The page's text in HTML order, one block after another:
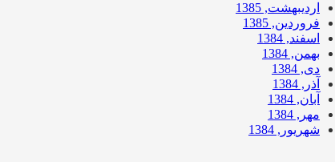
اردیبهشت, 1385
فروردین, 1385
اسفند, 1384
بهمن, 1384
دی, 1384
آذر, 1384
آبان, 1384
مهر, 1384
شهریور, 1384